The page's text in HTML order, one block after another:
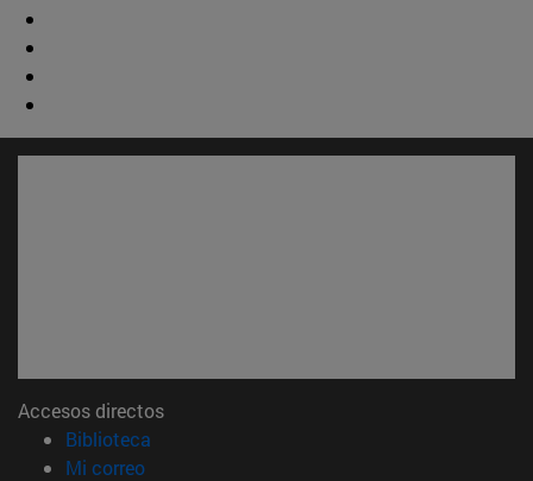
Accesos directos
Biblioteca
Mi correo(abre en nueva ventana)